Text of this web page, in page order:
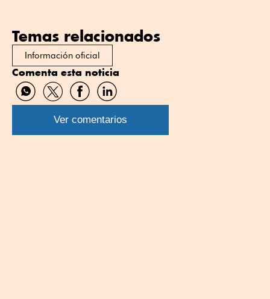
Temas relacionados
Información oficial
Comenta esta noticia
Compartir
por
WhatsApp
Compartir
por
Twitter
Compartir
por
Facebook
Compartir
por
Linkedin
Ver comentarios